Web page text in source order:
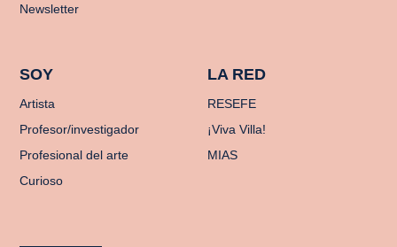
Newsletter
SOY
Artista
Profesor/investigador
Profesional del arte
Curioso
LA RED
RESEFE
¡Viva Villa!
MIAS